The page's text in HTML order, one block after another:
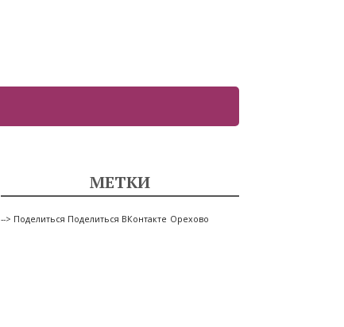
МЕТКИ
--> Поделиться Поделиться ВКонтакте Орехово